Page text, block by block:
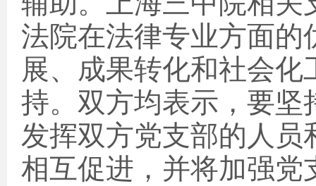
法院在法律专业方面
展、成果转化和社会
持。双方均表示，要坚
发挥双方党支部的人员
相互促进，并将加强党